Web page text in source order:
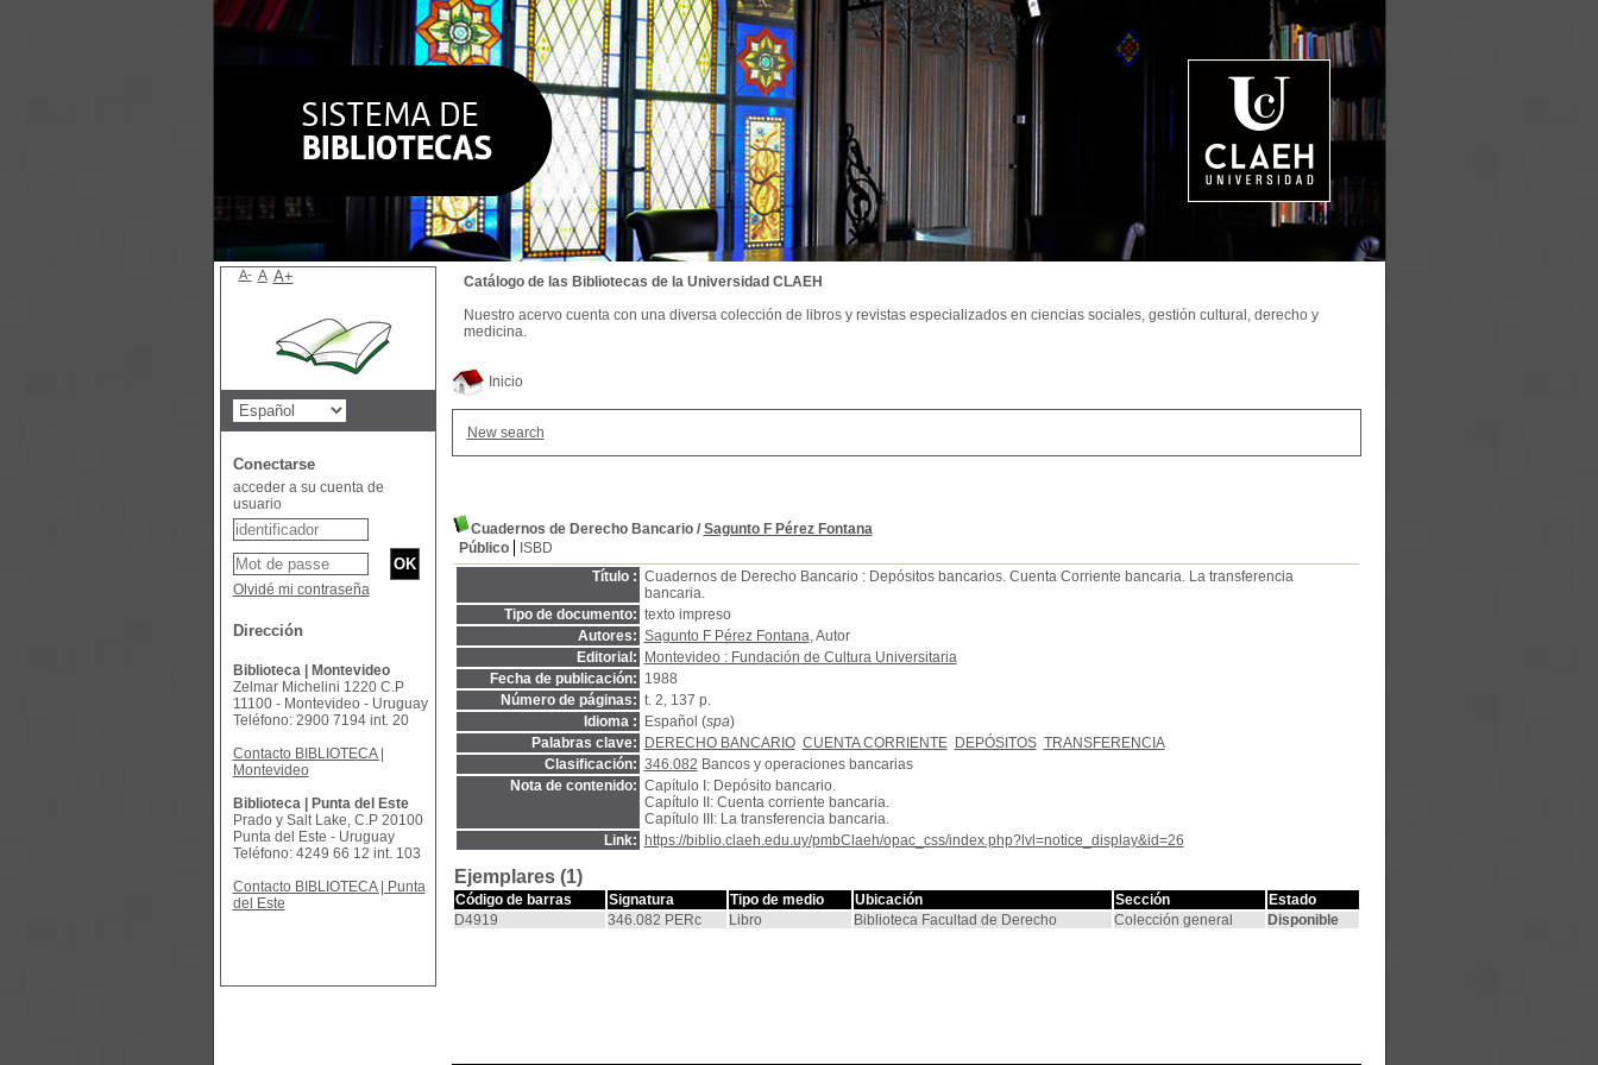
Inicio
New search
Cuadernos de Derecho Bancario/ Sagunto F Pérez Fontana
Público
ISBD
Título : Cuadernos de Derecho Bancario : Depósitos bancarios. Cuenta Corriente bancaria. La transferencia
bancaria.
Tipo de documento: texto impreso
Autores: Sagunto F Pérez Fontana, Autor
Editorial:
Montevideo : Fundación de Cultura Universitaria
Fecha de publicación: 1988
Número de páginas: t. 2, 137 p.
Idioma :
Español (spa)
Palabras clave:
DERECHO BANCARIO CUENTA CORRIENTE DEPÓSITOS TRANSFERENCIA
Clasificación: 346.082 Bancos y operaciones bancarias
Nota de contenido: Capítulo I: Depósito bancario.
Capítulo II: Cuenta corriente bancaria.
Capítulo III: La transferencia bancaria.
Link:
https://biblio.claeh.edu.uy/pmbClaeh/opac_css/index.php?lvl=notice_display&id=26
Ejemplares (1)
Código de barras Signatura Tipo de medio Ubicación Sección
Estado
D4919
346.082 PERc Libro Biblioteca Facultad de Derecho Colección general Disponible
Catálogo de las Bibliotecas de la Universidad CLAEH
Nuestro acervo cuenta con una diversa colección de libros y revistas especializados en ciencias sociales, gestión cultural, derecho y
medicina.
A- A A+
Conectarse
acceder a su cuenta de
usuario
Olvidé mi contraseña
Dirección
Biblioteca | Montevideo
Zelmar Michelini 1220 C.P
11100 - Montevideo - Uruguay
Teléfono: 2900 7194 int. 20
Contacto BIBLIOTECA |
Montevideo
Biblioteca | Punta del Este
Prado y Salt Lake, C.P 20100
Punta del Este - Uruguay
Teléfono: 4249 66 12 int. 103
Contacto BIBLIOTECA | Punta
del Este